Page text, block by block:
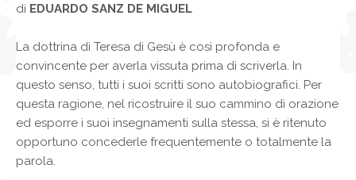
di EDUARDO SANZ DE MIGUEL
La dottrina di Teresa di Gesù è così profonda e
convincente per averla vissuta prima di scriverla. In
questo senso, tutti i suoi scritti sono autobiografici. Per
questa ragione, nel ricostruire il suo cammino di orazione
ed esporre i suoi insegnamenti sulla stessa, si è ritenuto
opportuno concederle frequentemente o totalmente la
parola.